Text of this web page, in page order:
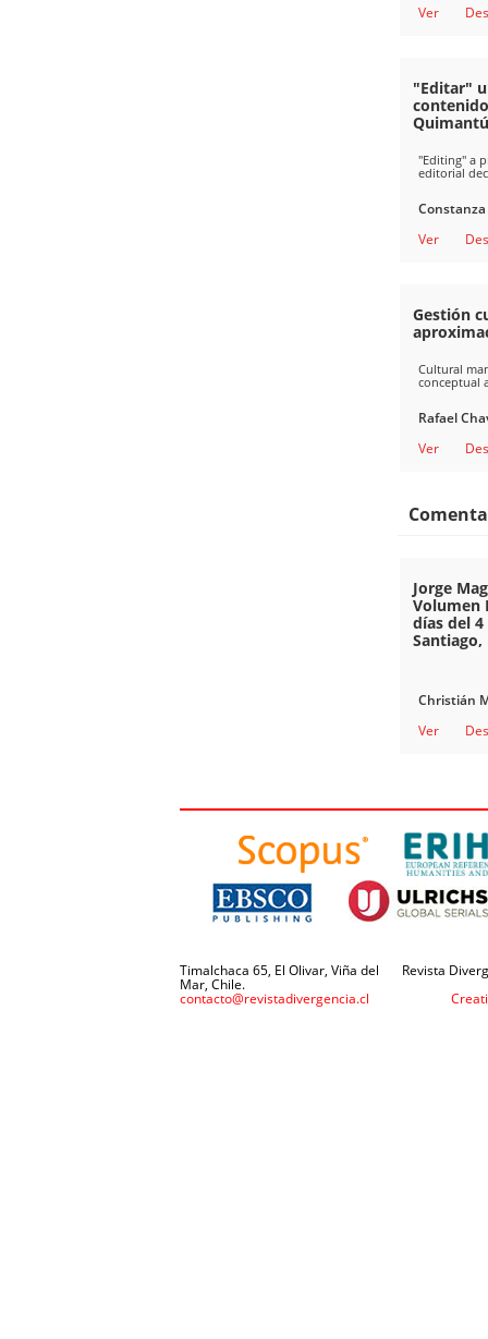
Ver
"Editar"
"Editing" a
editorial
Ver
Gestión
Cultural
conceptual
Rafael
Ver
Jorge
Volumen
días del
Santiago,
Christián
Ver
Timalchaca 65, El Olivar, Viña del
Mar, Chile.
contacto@revistadivergencia.cl
Revista